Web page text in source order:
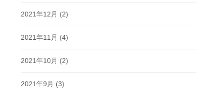
2021年12月 (2)
2021年11月 (4)
2021年10月 (2)
2021年9月 (3)